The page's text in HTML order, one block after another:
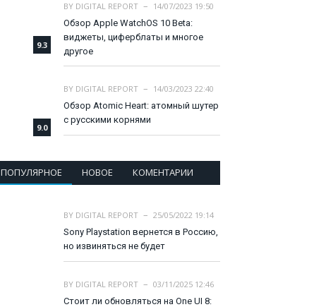
9.3
BY DIGITAL REPORT
14/07/2023 19:50
Обзор Apple WatchOS 10 Beta:
виджеты, циферблаты и многое
другое
9.0
BY DIGITAL REPORT
14/03/2023 22:40
Обзор Atomic Heart: атомный шутер
с русскими корнями
ПОПУЛЯРНОЕ НОВОЕ КОМЕНТАРИИ
BY DIGITAL REPORT
25/05/2022 19:14
Sony Playstation вернется в Россию,
но извиняться не будет
BY DIGITAL REPORT
03/11/2025 12:46
Стоит ли обновляться на One UI 8: